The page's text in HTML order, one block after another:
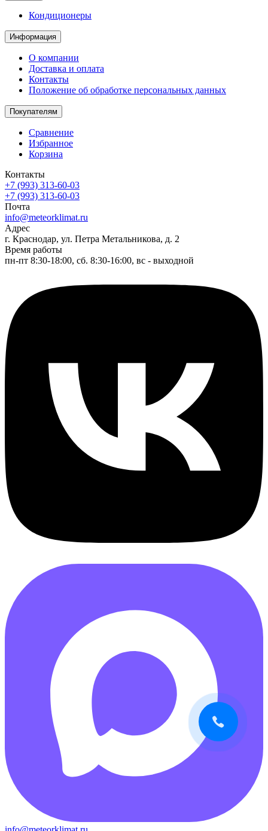
Кондиционеры
Информация
О компании
Доставка и оплата
Контакты
Положение об обработке персональных данных
Покупателям
Сравнение
Избранное
Корзина
Контакты
+7 (993) 313-60-03
+7 (993) 313-60-03
Почта
info@meteorklimat.ru
Адрес
г. Краснодар, ул. Петра Метальникова, д. 2
Время работы
пн-пт 8:30-18:00, сб. 8:30-16:00, вс - выходной